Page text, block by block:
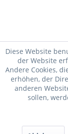
Diese Website
der Website
Andere Cookies,
erhöhen, der
anderen
sollen,